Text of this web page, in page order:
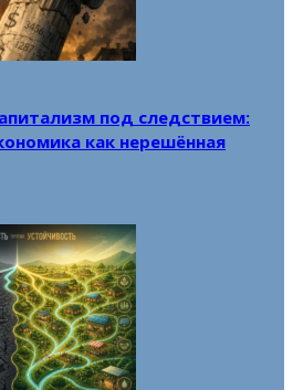
под следствием:
как нерешённая